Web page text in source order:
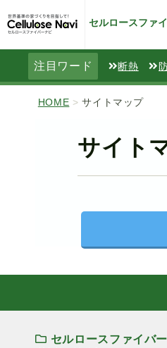
セルロースファ
注目ワード 断熱
HOME >サイトマップ
サイト
セルロースファイバ